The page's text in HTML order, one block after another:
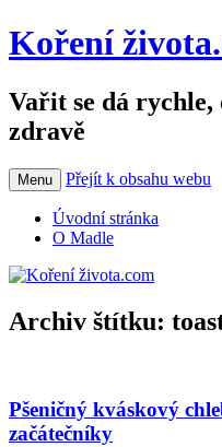
Koření
Vařit se dá
zdravě
Menu Přejít k obsahu webu
Úvodní stránka
O Madle
Archiv štítku:
Pšeničný kváskový
začátečníky